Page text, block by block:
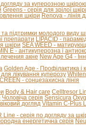
за куперозною шкірою
Greens - серія для зрілої
шкіри Renova - лінія
підтримки молодого виду
препарати LIPACID -
шкіри SEA WEED -
E - антикуперозна і
акне New Age G4 -
Golden Age - Профілактика і
лікування куперозу
- сонцезахисна лінія
Body & Hair care Celltresor
Чоловіча серія Sensicura
догляд Vitamin C-Plus
Line - серія по догляду за
енергетична серія